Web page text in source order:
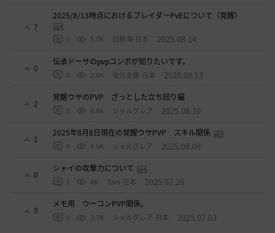
7
2025/8/13時点におけるブレイダーPvEについて（覚醒）
0 5.7K 白斬海-日本 2025.08.14
0
伝承ドーサのpvpコンボが知りたいです。
0 2.8K 後方支援-日本 2025.08.13
2
覚醒ウサのPVP ざっとした立ち回り編
0 4.8K シャルグレア 2025.08.10
1
2025年8月8日現在の覚醒ウサPVP スキル関係
0 4.5K シャルグレア 2025.08.09
0
シャイの攻撃力について
2 4K Tam-日本 2025.07.26
0
メモ用 ウーコンPVP関係。
0 3.7K シャルグレア-日本 2025.07.03